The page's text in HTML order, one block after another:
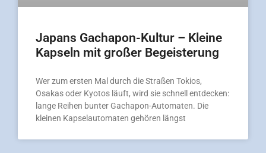
Japans Gachapon-Kultur – Kleine
Kapseln mit großer Begeisterung
Wer zum ersten Mal durch die Straßen Tokios,
Osakas oder Kyotos läuft, wird sie schnell entdecken:
lange Reihen bunter Gachapon-Automaten. Die
kleinen Kapselautomaten gehören längst